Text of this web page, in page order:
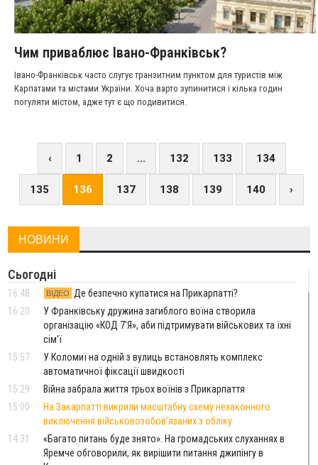
Чим приваблює Івано-Франківськ?
Івано-Франківськ часто слугує транзитним пунктом для туристів між
Карпатами та містами України. Хоча варто зупинитися і кілька годин
погуляти містом, адже тут є що подивитися.
‹ 1 2 ... 132 133 134
135 136 137 138 139 140 ›
НОВИНИ
Сьогодні
16:48 ВІДЕО
Де безпечно купатися на Прикарпатті?
16:20
У Франківську дружина загиблого воїна створила
організацію «КОД 7'Я», аби підтримувати військових та їхні
сім'ї
15:57
У Коломиї на одній з вулиць встановлять комплекс
автоматичної фіксації швидкості
15:29
Війна забрала життя трьох воїнів з Прикарпаття
15:00
На Закарпатті викрили масштабну схему незаконного
виключення військовозобов’язаних з обліку
14:31
«Багато питань буде знято». На громадських слуханнях в
Яремче обговорили, як вирішити питання джипінгу в